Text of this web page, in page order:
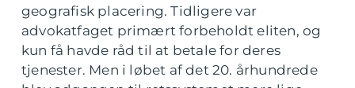
geografisk placering. Tidligere var
advokatfaget primært forbeholdt eliten, og
kun få havde råd til at betale for deres
tjenester. Men i løbet af det 20. århundrede